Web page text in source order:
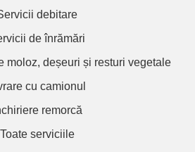
debitare
de înrămări
moloz, deșeuri și resturi vegetale
cu camionul
remorcă
Toate serviciile